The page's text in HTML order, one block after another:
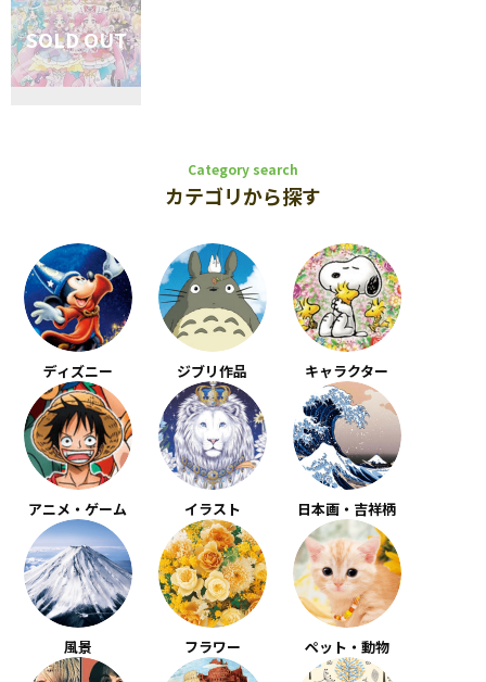
Category search
カテゴリから探す
ディズニー ジブリ作品 キャラクター
アニメ・ゲーム イラスト 日本画・吉祥柄
風景 フラワー ペット・動物